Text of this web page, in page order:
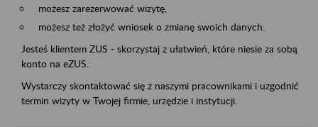
możesz zarezerwować wizytę,
możesz też złożyć wniosek o zmianę swoich danych.
Jesteś klientem ZUS - skorzystaj z ułatwień, które niesie za sobą
konto na eZUS.
Wystarczy skontaktować się z naszymi pracownikami i uzgodnić
termin wizyty w Twojej firmie, urzędzie i instytucji.